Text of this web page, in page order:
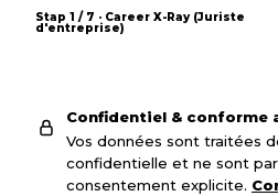
Stap 1 / 7 · Career X-Ray (Juriste
d'entreprise)
Confidentiel & conforme
Vos données sont traitées
confidentielle et ne sont
consentement explicite.